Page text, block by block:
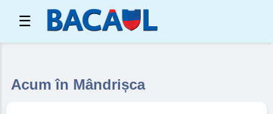
☰
Acum în Mândrișca